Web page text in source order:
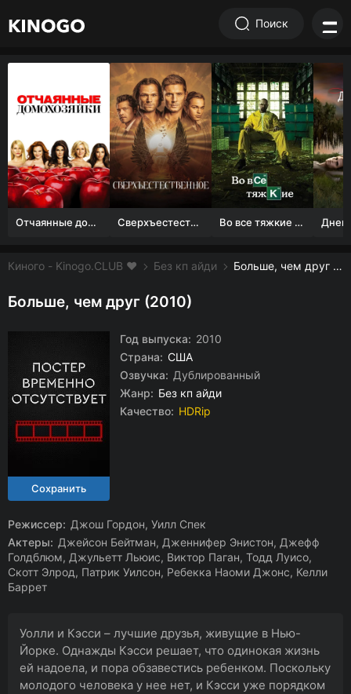
Поиск
Отчаянные домохозяйки (1 сезон) Сверхъестественное Во все тяжкие 1-5 сезон
Киного - Kinogo.CLUB ❤️ Без кп айди Больше, чем друг смотреть онлайн бесплатно
Больше, чем друг (2010)
Год выпуска: 2010
Страна: США
Озвучка: Дублированный
Жанр: Без кп айди
Качество: HDRip
Режиссер: Джош Гордон, Уилл Спек
Актеры: Джейсон Бейтман, Дженнифер Энистон, Джефф
Голдблюм, Джульетт Льюис, Виктор Паган, Тодд Луисо,
Скотт Элрод, Патрик Уилсон, Ребекка Наоми Джонс, Келли
Баррет
Уолли и Кэсси – лучшие друзья, живущие в Нью-
Йорке. Однажды Кэсси решает, что одинокая жизнь
ей надоела, и пора обзавестись ребенком. Поскольку
молодого человека у нее нет, и Кэсси уже порядком